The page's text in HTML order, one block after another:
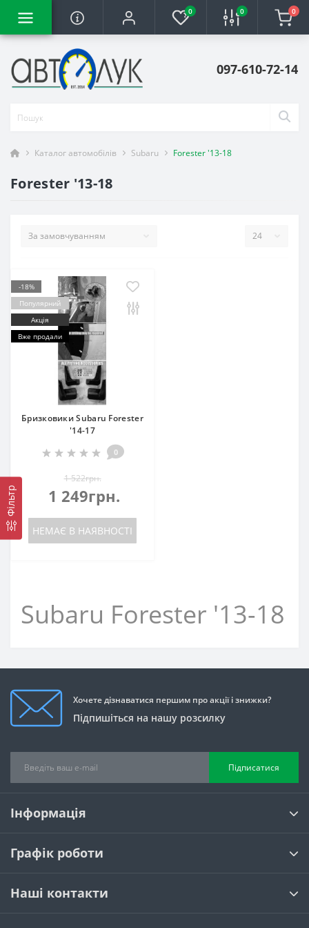
0 0 0
097-610-72-14
Каталог автомобілів Subaru Forester '13-18
Forester '13-18
Фільтр
-18%
Популярний
Акція
Вже продали
Бризковики Subaru Forester
'14-17
0
1 522грн.
1 249грн.
НЕМАЄ В НАЯВНОСТІ
Subaru Forester '13-18
Хочете дізнаватися першим про акції і знижки?
Підпишіться на нашу розсилку
Підписатися
Інформація
Графік роботи
Наші контакти